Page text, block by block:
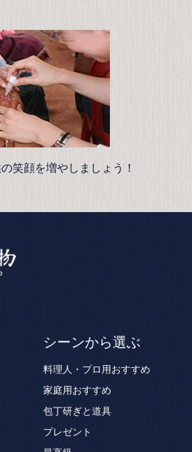
笑顔を増やしましょう！
シーンから選ぶ
料理人・プロ用おすすめ
家庭用おすすめ
包丁研ぎと道具
プレゼント